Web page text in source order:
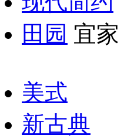
田园 宜家
美式
新古典